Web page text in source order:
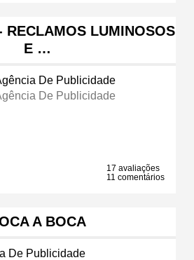
RECLAMOS LUMINOSOS
E …
De Publicidade
De Publicidade
17 avaliações
11 comentários
A BOCA
De Publicidade